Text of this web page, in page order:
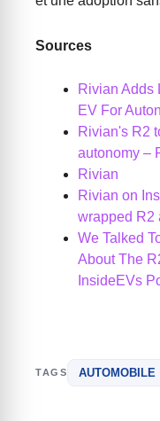
Sources
Rivian Adds
EV For
Rivian's R2
autonomy –
Rivian
Rivian on
wrapped
We Talked
About The
InsideEVs
TAGS AUTOMOBILE